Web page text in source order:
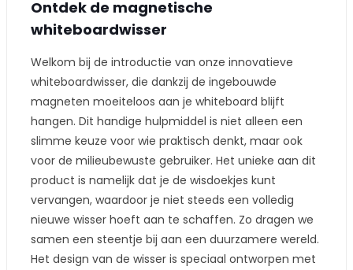
Ontdek de magnetische
whiteboardwisser
Welkom bij de introductie van onze innovatieve
whiteboardwisser, die dankzij de ingebouwde
magneten moeiteloos aan je whiteboard blijft
hangen. Dit handige hulpmiddel is niet alleen een
slimme keuze voor wie praktisch denkt, maar ook
voor de milieubewuste gebruiker. Het unieke aan dit
product is namelijk dat je de wisdoekjes kunt
vervangen, waardoor je niet steeds een volledig
nieuwe wisser hoeft aan te schaffen. Zo dragen we
samen een steentje bij aan een duurzamere wereld.
Het design van de wisser is speciaal ontworpen met